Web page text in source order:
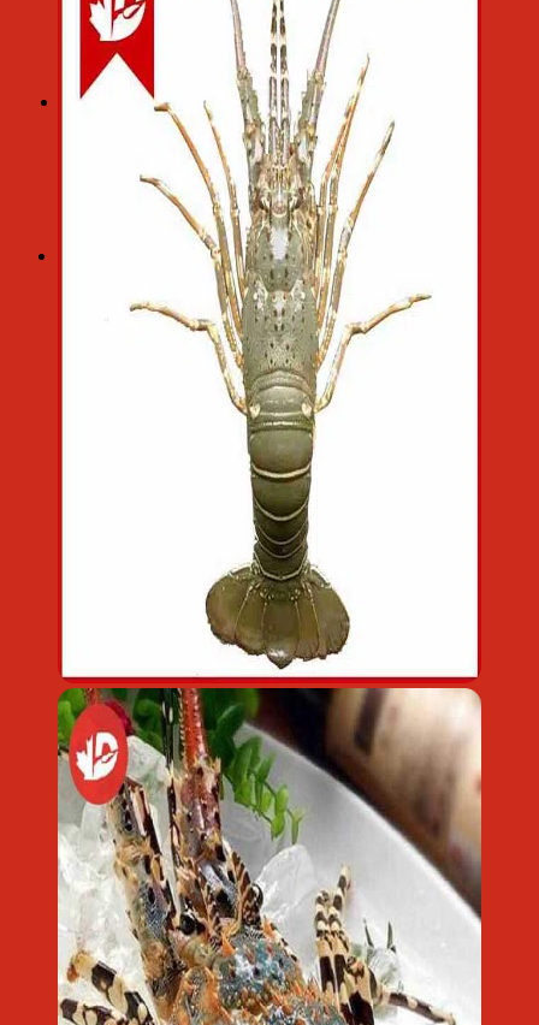
Cẩm nang - Tin tức
Giỏ hàng
Chưa có sản phẩm trong giỏ hàng.